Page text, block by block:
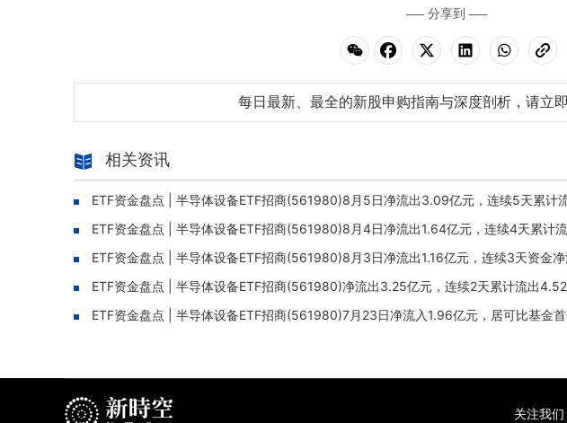
分享到
每日最新、最全的新股申购指南与深度剖析，请立
相关资讯
ETF资金盘点 | 半导体设备ETF招商(561980)8月5日净流出3.09亿元，连续5天累计
ETF资金盘点 | 半导体设备ETF招商(561980)8月4日净流出1.64亿元，连续4天累计
ETF资金盘点 | 半导体设备ETF招商(561980)8月3日净流出1.16亿元，连续3天资金
ETF资金盘点 | 半导体设备ETF招商(561980)净流出3.25亿元，连续2天累计流出
ETF资金盘点 | 半导体设备ETF招商(561980)7月23日净流入1.96亿元，居可比基金
关注我们